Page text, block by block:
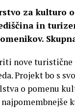
za kulturo
in
nove
Projekt bo s
o pomenu